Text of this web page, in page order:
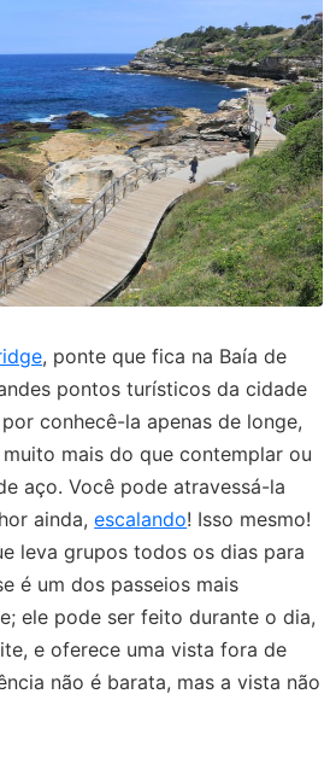
, ponte que fica na Baía de
pontos turísticos da cidade
conhecê-la apenas de longe,
mais do que contemplar ou
aço. Você pode atravessá-la
ainda,escalando! Isso mesmo!
leva grupos todos os dias para
é um dos passeios mais
ele pode ser feito durante o dia,
e oferece uma vista fora de
não é barata, mas a vista não